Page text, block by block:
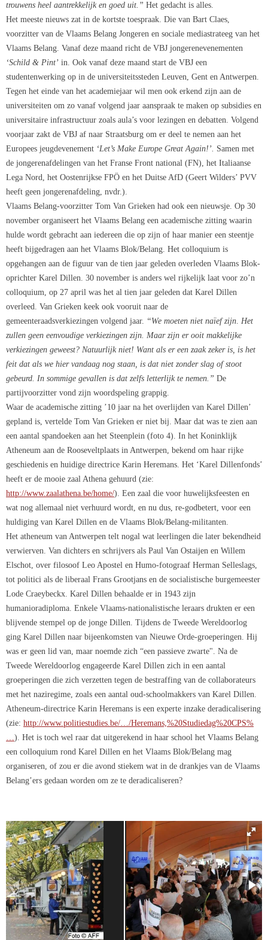
trouwens heel aantrekkelijk en goed uit.” Het gedacht is alles.
Het meeste nieuws zat in de kortste toespraak. Die van Bart Claes,
voorzitter van de Vlaams Belang Jongeren en sociale mediastrateeg van het
Vlaams Belang. Vanaf deze maand richt de VBJ jongerenevenementen
‘Schild & Pint’ in. Ook vanaf deze maand start de VBJ een
studentenwerking op in de universiteitssteden Leuven, Gent en Antwerpen.
Tegen het einde van het academiejaar wil men ook erkend zijn aan de
universiteiten om zo vanaf volgend jaar aanspraak te maken op subsidies en
universitaire infrastructuur zoals aula’s voor lezingen en debatten. Volgend
voorjaar zakt de VBJ af naar Straatsburg om er deel te nemen aan het
Europees jeugdevenement ‘Let’s Make Europe Great Again!’. Samen met
de jongerenafdelingen van het Franse Front national (FN), het Italiaanse
Lega Nord, het Oostenrijkse FPÖ en het Duitse AfD (Geert Wilders’ PVV
heeft geen jongerenafdeling, nvdr.).
Vlaams Belang-voorzitter Tom Van Grieken had ook een nieuwsje. Op 30
november organiseert het Vlaams Belang een academische zitting waarin
hulde wordt gebracht aan iedereen die op zijn of haar manier een steentje
heeft bijgedragen aan het Vlaams Blok/Belang. Het colloquium is
opgehangen aan de figuur van de tien jaar geleden overleden Vlaams Blok-
oprichter Karel Dillen. 30 november is anders wel rijkelijk laat voor zo’n
colloquium, op 27 april was het al tien jaar geleden dat Karel Dillen
overleed. Van Grieken keek ook vooruit naar de
gemeenteraadsverkiezingen volgend jaar. “We moeten niet naïef zijn. Het
zullen geen eenvoudige verkiezingen zijn. Maar zijn er ooit makkelijke
verkiezingen geweest? Natuurlijk niet! Want als er een zaak zeker is, is het
feit dat als we hier vandaag nog staan, is dat niet zonder slag of stoot
gebeurd. In sommige gevallen is dat zelfs letterlijk te nemen.” De
partijvoorzitter vond zijn woordspeling grappig.
Waar de academische zitting ’10 jaar na het overlijden van Karel Dillen’
gepland is, vertelde Tom Van Grieken er niet bij. Maar dat was te zien aan
een aantal spandoeken aan het Steenplein (foto 4). In het Koninklijk
Atheneum aan de Rooseveltplaats in Antwerpen, bekend om haar rijke
geschiedenis en huidige directrice Karin Heremans. Het ‘Karel Dillenfonds’
heeft er de mooie zaal Athena gehuurd (zie:
http://www.zaalathena.be/home/). Een zaal die voor huwelijksfeesten en
wat nog allemaal niet verhuurd wordt, en nu dus, re-godbetert, voor een
huldiging van Karel Dillen en de Vlaams Blok/Belang-militanten.
Het atheneum van Antwerpen telt nogal wat leerlingen die later bekendheid
verwierven. Van dichters en schrijvers als Paul Van Ostaijen en Willem
Elschot, over filosoof Leo Apostel en Humo-fotograaf Herman Selleslags,
tot politici als de liberaal Frans Grootjans en de socialistische burgemeester
Lode Craeybeckx. Karel Dillen behaalde er in 1943 zijn
humanioradiploma. Enkele Vlaams-nationalistische leraars drukten er een
blijvende stempel op de jonge Dillen. Tijdens de Tweede Wereldoorlog
ging Karel Dillen naar bijeenkomsten van Nieuwe Orde-groeperingen. Hij
was er geen lid van, maar noemde zich “een passieve zwarte". Na de
Tweede Wereldoorlog engageerde Karel Dillen zich in een aantal
groeperingen die zich verzetten tegen de bestraffing van de collaborateurs
met het naziregime, zoals een aantal oud-schoolmakkers van Karel Dillen.
Atheneum-directrice Karin Heremans is een experte inzake deradicalisering
(zie: http://www.politiestudies.be/…/Heremans,%20Studiedag%20CPS%
…). Het is toch wel raar dat uitgerekend in haar school het Vlaams Belang
een colloquium rond Karel Dillen en het Vlaams Blok/Belang mag
organiseren, of zou er die avond stiekem wat in de drankjes van de Vlaams
Belang’ers gedaan worden om ze te deradicaliseren?